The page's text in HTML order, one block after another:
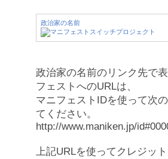
政治家の名前
政治家の名前のリンク先で
フェストへのURLは、
マニフェストIDを使って次
てください。
http://www.maniken.jp/
上記URLを使ってクレジッ